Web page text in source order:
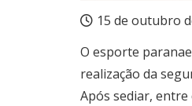
15 de outubro
O esporte
realização da
Após sediar, entre